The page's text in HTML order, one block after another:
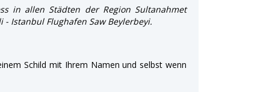
in allen Städten der Region Sultanahmet
- Istanbul Flughafen Saw Beylerbeyi.
Schild mit Ihrem Namen und selbst wenn